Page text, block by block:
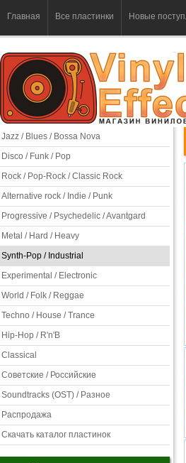
Главная Все пластинки Новые
Jazz / Blues / Bossa Nova
Disco / Funk / Pop
Rock / Pop-Rock / Classic Rock
Alternative rock / Indie / Punk
Progressive / Psychedelic / Avantgard
Metal / Hard / Heavy
Synth-Pop / Industrial
Experimental / Electronic
World / Folk / Reggae
Techno / House / Trance
Hip-Hop / R'n'B
Classical
Советские / Российские
Soundtracks (OST) / Разное
Распродажа
Скачать каталог пластинок